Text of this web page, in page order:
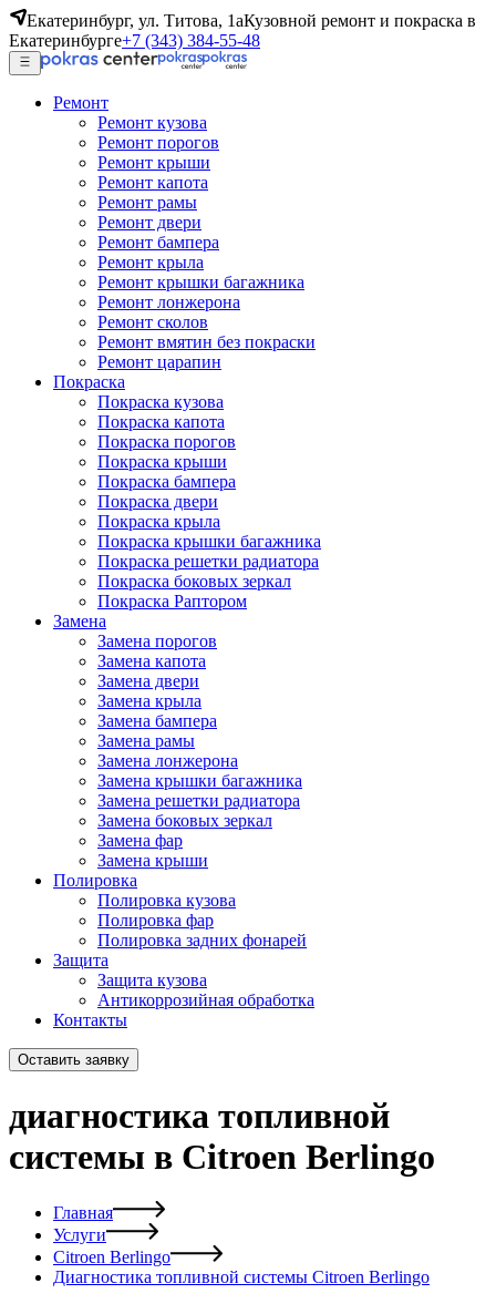
Екатеринбург, ул. Титова, 1аКузовной ремонт и покраска в
Екатеринбурге+7 (343) 384-55-48
Ремонт
Ремонт кузова
Ремонт порогов
Ремонт крыши
Ремонт капота
Ремонт рамы
Ремонт двери
Ремонт бампера
Ремонт крыла
Ремонт крышки багажника
Ремонт лонжерона
Ремонт сколов
Ремонт вмятин без покраски
Ремонт царапин
Покраска
Покраска кузова
Покраска капота
Покраска порогов
Покраска крыши
Покраска бампера
Покраска двери
Покраска крыла
Покраска крышки багажника
Покраска решетки радиатора
Покраска боковых зеркал
Покраска Раптором
Замена
Замена порогов
Замена капота
Замена двери
Замена крыла
Замена бампера
Замена рамы
Замена лонжерона
Замена крышки багажника
Замена решетки радиатора
Замена боковых зеркал
Замена фар
Замена крыши
Полировка
Полировка кузова
Полировка фар
Полировка задних фонарей
Защита
Защита кузова
Антикоррозийная обработка
Контакты
Оставить заявку
диагностика топливной
системы в Citroen Berlingo
Главная
Услуги
Citroen Berlingo
Диагностика топливной системы Citroen Berlingo